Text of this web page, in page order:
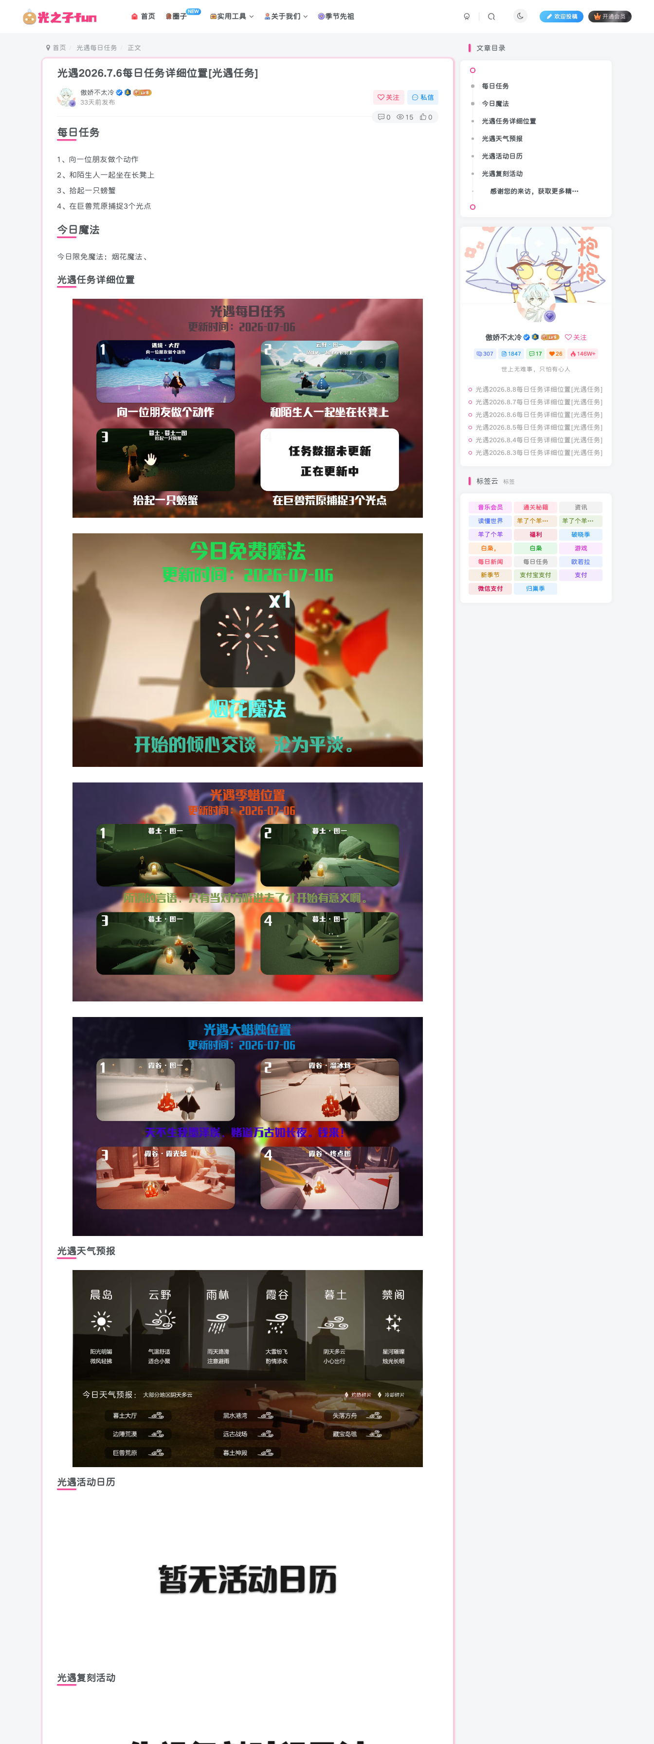
首页 圈子
NEW
实用工具 关于我们 季节先祖 欢迎投稿 开通会员
首页 光遇每日任务 正文
光遇2026.7.6每日任务详细位置[光遇任务]
傲娇不太冷
33天前发布
关注 私信
0 15 0
每日任务
1、向一位朋友做个动作
2、和陌生人一起坐在长凳上
3、拾起一只螃蟹
4、在巨兽荒原捕捉3个光点
今日魔法
今日限免魔法：烟花魔法、
光遇任务详细位置
光遇天气预报
光遇活动日历
光遇复刻活动
文章目录
每日任务
今日魔法
光遇任务详细位置
光遇天气预报
光遇活动日历
光遇复刻活动
感谢您的来访，获取更多精彩文章请收藏本站。
傲娇不太冷 关注
307 1847 17 26 146W+
世上无难事，只怕有心人
光遇2026.8.8每日任务详细位置[光遇任务]
光遇2026.8.7每日任务详细位置[光遇任务]
光遇2026.8.6每日任务详细位置[光遇任务]
光遇2026.8.5每日任务详细位置[光遇任务]
光遇2026.8.4每日任务详细位置[光遇任务]
光遇2026.8.3每日任务详细位置[光遇任务]
标签云 标签
音乐会员 通关秘籍
资讯
读懂世界
羊了个羊通关攻略
羊了个羊通关
羊了个羊
福利
破晓季
白枭，
白枭
游戏
每日新闻
每日任务
欧若拉
新季节
支付宝支付
支付
微信支付
归巢季